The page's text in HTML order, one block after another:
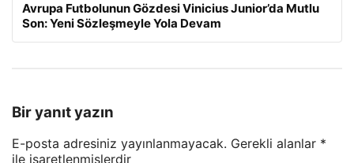
Avrupa Futbolunun Gözdesi Vinicius Junior’da Mutlu
Son: Yeni Sözleşmeyle Yola Devam
Bir yanıt yazın
E-posta adresiniz yayınlanmayacak. Gerekli alanlar *
ile işaretlenmişlerdir